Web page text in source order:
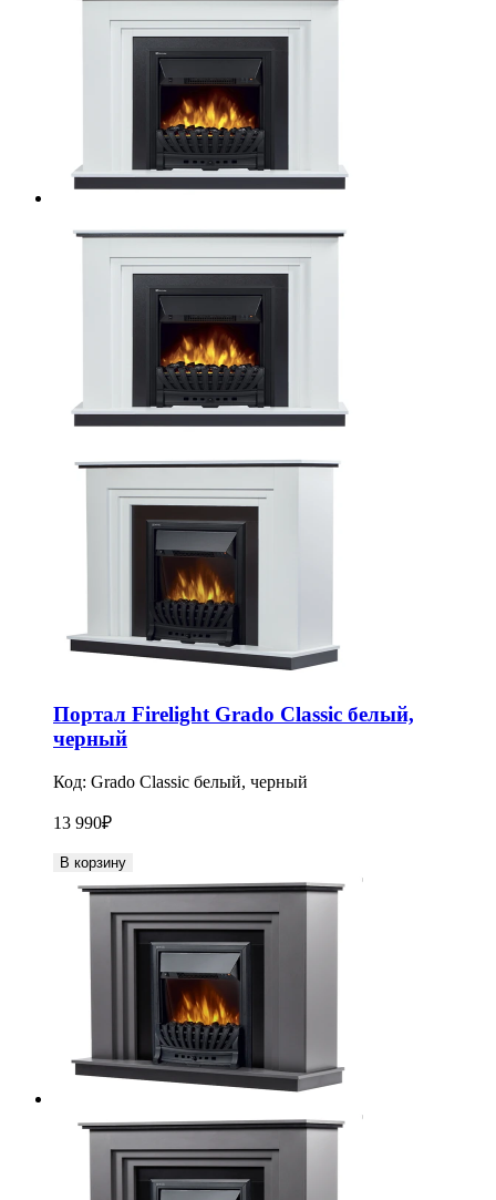
Портал Firelight Grado Classic белый,
черный
Код: Grado Classic белый, черный
13 990₽
В корзину